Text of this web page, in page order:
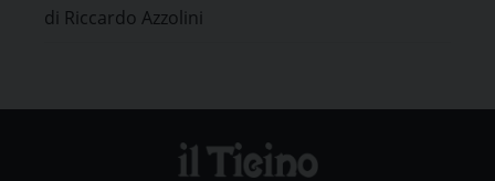
di Riccardo Azzolini